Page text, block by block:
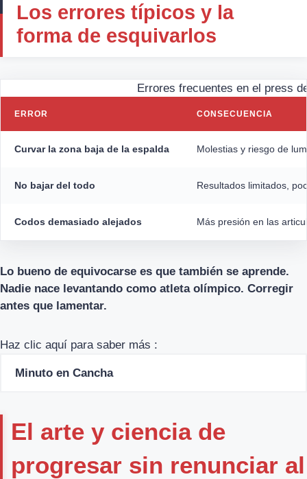
Los errores típicos y la
forma de esquivarlos
Errores frecuentes en el press
ERROR CONSECUENCIA
Curvar la zona baja de la espalda Molestias y riesgo de
No bajar del todo Resultados limitados,
Codos demasiado alejados Más presión en las
Lo bueno de equivocarse es que también se aprende.
Nadie nace levantando como atleta olímpico. Corregir
antes que lamentar.
Haz clic aquí para saber más :
Minuto en Cancha
El arte y ciencia de
progresar sin renunciar al